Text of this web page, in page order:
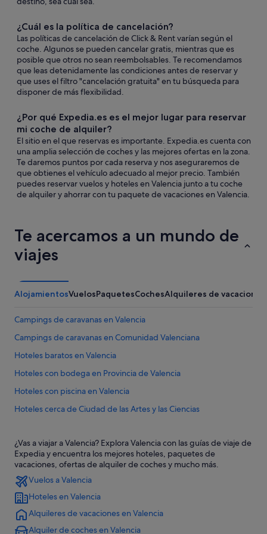
¿Cuál es la política de cancelación?
Las políticas de cancelación de Click & Rent varían según el
coche. Algunos se pueden cancelar gratis, mientras que es
posible que otros no sean reembolsables. Te recomendamos
que leas detenidamente las condiciones antes de reservar y
que uses el filtro "cancelación gratuita" en tu búsqueda para
disponer de más flexibilidad.
¿Por qué Expedia.es es el mejor lugar para reservar
mi coche de alquiler?
El sitio en el que reservas es importante. Expedia.es cuenta con
una amplia selección de coches y las mejores ofertas en la zona.
Te daremos puntos por cada reserva y nos aseguraremos de
que obtienes el vehículo adecuado al mejor precio. También
puedes reservar vuelos y hoteles en Valencia junto a tu coche
de alquiler y ahorrar con tu paquete de vacaciones en Valencia.
Te acercamos a un mundo de
viajes
AlojamientosVuelosPaquetesCochesAlquileres de vacaciones
Campings de caravanas en Valencia
Campings de caravanas en Comunidad Valenciana
Hoteles baratos en Valencia
Hoteles con bodega en Provincia de Valencia
Hoteles con piscina en Valencia
Hoteles cerca de Ciudad de las Artes y las Ciencias
Hoteles con restaurante en Provincia de Valencia
Hoteles de aventura en Provincia de Valencia
Castillos en Provincia de Valencia
Pensiones en Estación de tren de València-Joaquín Sorolla
Valencia hoteles
¿Vas a viajar a Valencia? Explora Valencia con las guías de viaje de
Expedia y encuentra los mejores hoteles, paquetes de
vacaciones, ofertas de alquiler de coches y mucho más.
Vuelos a Valencia
Hoteles en Valencia
Alquileres de vacaciones en Valencia
Alquiler de coches en Valencia